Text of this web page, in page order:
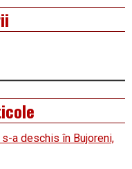
a deschis în Bujoreni,